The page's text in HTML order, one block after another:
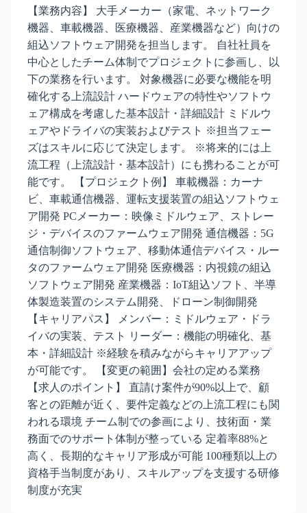
【業務内容】 大手メーカー（家電、ネットワーク
機器、車載機器、医療機器、産業機器など）向けの
組込ソフトウェア開発を担当します。 自社社員を
中心としたチーム体制でプロジェクトに参画し、以
下の業務を行います。 対象機器に必要な機能を明
確化する上流設計 ハードウェアの特性やソフトウ
ェア構成を考慮した基本設計・詳細設計 ミドルウ
ェアやドライバの実装およびテスト ※担当フェー
ズはスキルに応じて決定します。 ※将来的には上
流工程（上流設計・基本設計）にも携わることが可
能です。 【プロジェクト例】 車載機器：カーナ
ビ、車載通信機器、運転支援装置の組込ソフトウェ
ア開発 PCメーカー：映像ミドルウェア、ストレー
ジ・デバイスのファームウェア開発 通信機器：5G
通信制御ソフトウェア、移動体通信デバイス・ルー
タのファームウェア開発 医療機器：内視鏡の組込
ソフトウェア開発 産業機器：IoT組込ソフト、半導
体製造装置のシステム開発、ドローン制御開発
【キャリアパス】 メンバー：ミドルウェア・ドラ
イバの実装、テスト リーダー：機能の明確化、基
本・詳細設計 ※経験を積みながらキャリアアップ
が可能です。 【変更の範囲】会社の定める業務
【求人のポイント】 直請け案件が90%以上で、顧
客との距離が近く、要件定義などの上流工程にも関
われる環境 チーム制での参画により、技術面・業
務面でのサポート体制が整っている 定着率88%と
高く、長期的なキャリア形成が可能 100種類以上の
資格手当制度があり、スキルアップを支援する研修
制度が充実